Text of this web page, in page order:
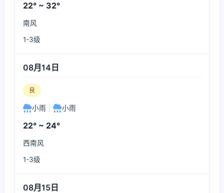
22° ~ 32°
南风
1-3级
08月14日
良
小雨 小雨
22° ~ 24°
西南风
1-3级
08月15日